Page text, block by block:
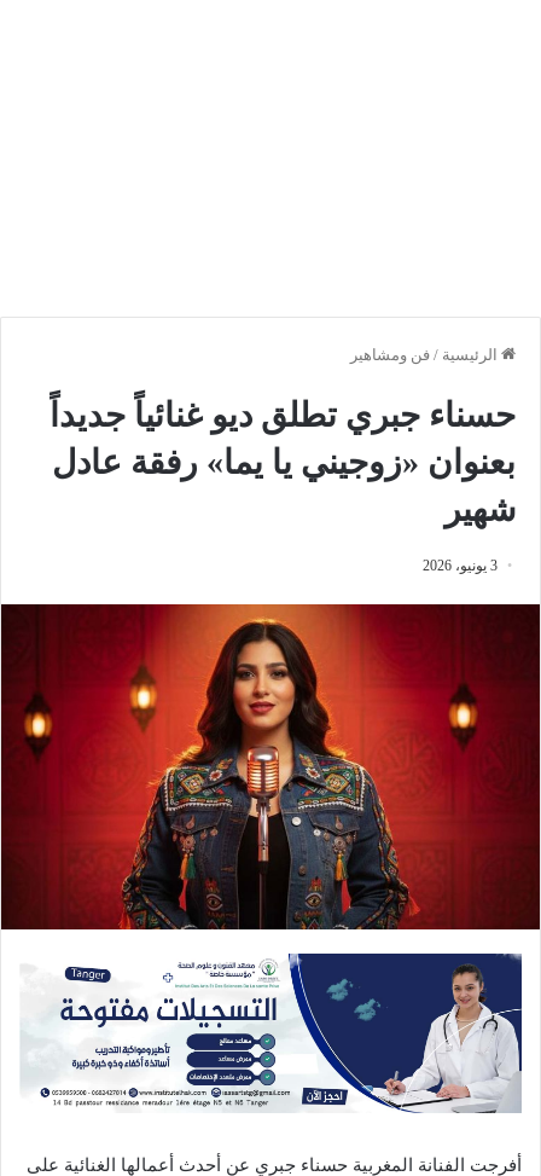
الرئيسية / فن ومشاهير
حسناء جبري تطلق ديو غنائياً جديداً
بعنوان «زوجيني يا يما» رفقة عادل
شهير
3 يونيو، 2026
أفرجت الفنانة المغربية حسناء جبري عن أحدث أعمالها الغنائية على